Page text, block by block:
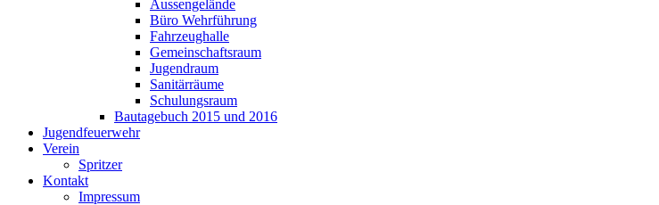
Aussengelände
Büro Wehrführung
Fahrzeughalle
Gemeinschaftsraum
Jugendraum
Sanitärräume
Schulungsraum
Bautagebuch 2015 und 2016
Jugendfeuerwehr
Verein
Spritzer
Kontakt
Impressum